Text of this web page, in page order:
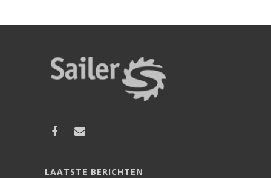
LAATSTE BERICHTEN